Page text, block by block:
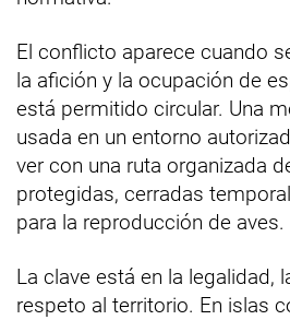
El conflicto aparece cuando
la afición y la ocupación de
está permitido circular. Una
usada en un entorno
ver con una ruta organizada
protegidas, cerradas
para la reproducción de aves.
La clave está en la legalidad,
respeto al territorio. En islas